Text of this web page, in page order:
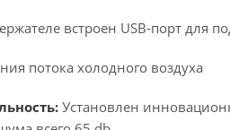
встроен USB-порт для
потока холодного воздуха
Установлен